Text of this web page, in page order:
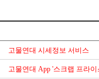
고물연대 시세정보 서비스
고물연대 App '스크랩 프라